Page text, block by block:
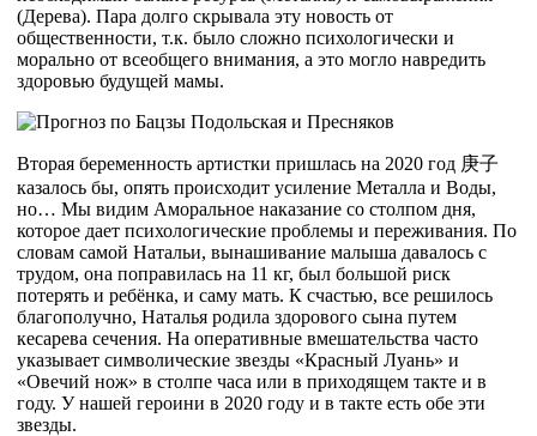
(Дерева). Пара долго скрывала эту новость от
общественности, т.к. было сложно психологически и
морально от всеобщего внимания, а это могло навредить
здоровью будущей мамы.
Вторая беременность артистки пришлась на 2020 год 庚子
казалось бы, опять происходит усиление Металла и Воды,
но… Мы видим Аморальное наказание со столпом дня,
которое дает психологические проблемы и переживания. По
словам самой Натальи, вынашивание малыша давалось с
трудом, она поправилась на 11 кг, был большой риск
потерять и ребёнка, и саму мать. К счастью, все решилось
благополучно, Наталья родила здорового сына путем
кесарева сечения. На оперативные вмешательства часто
указывает символические звезды «Красный Луань» и
«Овечий нож» в столпе часа или в приходящем такте и в
году. У нашей героини в 2020 году и в такте есть обе эти
звезды.